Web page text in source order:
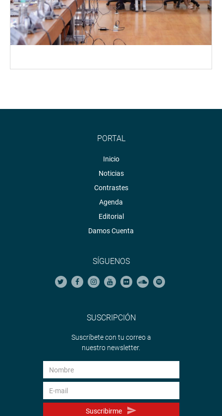
PORTAL
Inicio
Noticias
Contrastes
Agenda
Editorial
Damos Cuenta
SÍGUENOS
SUSCRIPCIÓN
Suscríbete con tu correo a
nuestro newsletter.
Suscribirme